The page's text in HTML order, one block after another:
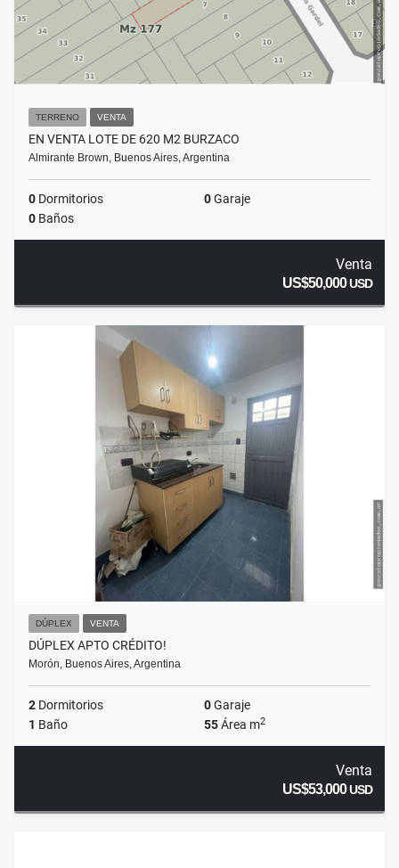
TERRENO VENTA
EN VENTA LOTE DE 620 M2 BURZACO
Almirante Brown, Buenos Aires, Argentina
0 Dormitorios 0Garaje
0 Baños
Venta
US$50,000USD
DÚPLEX VENTA
DÚPLEX APTO CRÉDITO!
Morón, Buenos Aires, Argentina
2 Dormitorios 0Garaje
1 Baño 55Área m2
Venta
US$53,000USD